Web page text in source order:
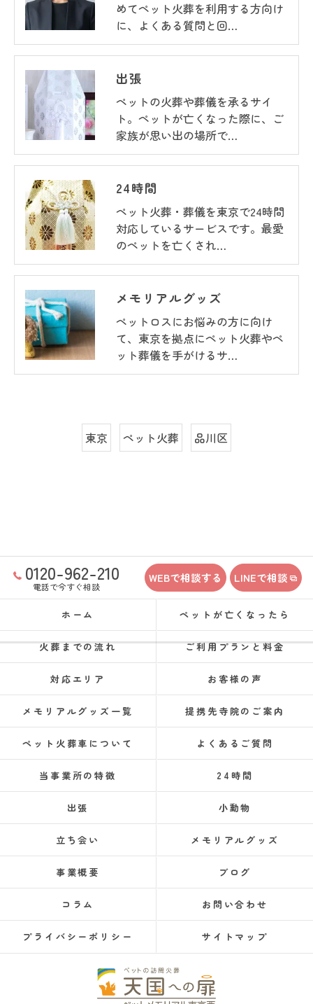
めてペット火葬を利用する方向け
に、よくある質問と回…
出張
ペットの火葬や葬儀を承るサイ
ト。ペットが亡くなった際に、ご
家族が思い出の場所で…
24時間
ペット火葬・葬儀を東京で24時間
対応しているサービスです。最愛
のペットを亡くされ…
メモリアルグッズ
ペットロスにお悩みの方に向け
て、東京を拠点にペット火葬やペ
ット葬儀を手がけるサ…
東京 ペット火葬 品川区
0120-962-210
電話で今すぐ相談
WEBで相談する LINEで相談
ホーム ペットが亡くなったら
火葬までの流れ ご利用プランと料金
対応エリア お客様の声
メモリアルグッズ一覧 提携先寺院のご案内
ペット火葬車について よくあるご質問
当事業所の特徴 24時間
出張 小動物
立ち会い メモリアルグッズ
事業概要 ブログ
コラム お問い合わせ
プライバシーポリシー サイトマップ